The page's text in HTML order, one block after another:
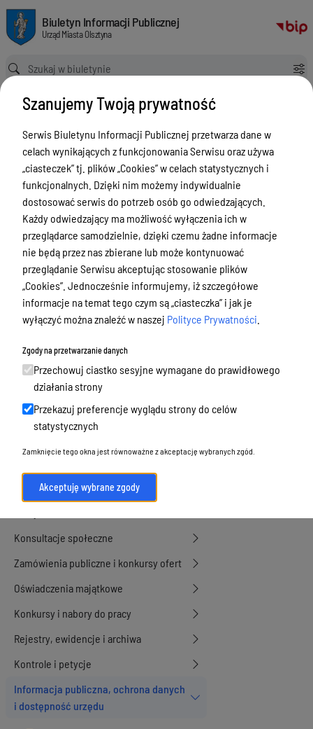
Klauzula informacyjna o ochronie danych osobowych
Biuletyn Informacji Publicznej Urząd Miasta Olsztyna
Biuletyn Informacji Publicznej
Urząd Miasta Olsztyna
Ścieżka powrotu
Strona główna Klauzula informacyjna o ochronie danych osobowych
Klauzula informacyjna ogólna
Menu Przedmiotowe
ZAŁATWIANIE SPRAW
Ogłoszenia
Bezpieczeństwo
Urodzenia, małżeństwa, zgony,
meldunek, dowód, komunikacja,
działalność, alkohol
Budżet, finanse i majątek
Podatki i opłaty, umorzenia, ulgi i
dotacje
Urbanistyka, architektura i zabytki
Geodezja, sprzedaż, dzierżawa
nieruchomości
Środowisko
Edukacja, oświata i opieka
Konsultacje społeczne
Zamówienia publiczne i konkursy ofert
Oświadczenia majątkowe
Konkursy i nabory do pracy
Rejestry, ewidencje i archiwa
Kontrole i petycje
Informacja publiczna, ochrona danych
i dostępność urzędu
Szanujemy Twoją prywatność
Serwis Biuletynu Informacji Publicznej przetwarza dane w
celach wynikających z funkcjonowania Serwisu oraz używa
„ciasteczek” tj. plików „Cookies” w celach statystycznych i
funkcjonalnych. Dzięki nim możemy indywidualnie
dostosować serwis do potrzeb osób go odwiedzających.
Każdy odwiedzający ma możliwość wyłączenia ich w
przeglądarce samodzielnie, dzięki czemu żadne informacje
nie będą przez nas zbierane lub może kontynuować
przeglądanie Serwisu akceptując stosowanie plików
„Cookies”. Jednocześnie informujemy, iż szczegółowe
informacje na temat tego czym są „ciasteczka” i jak je
wyłączyć można znaleźć w naszej Polityce Prywatności
Zgody na przetwarzanie danych
Przechowuj ciastko sesyjne wymagane do prawidłowego
działania strony
Przekazuj preferencje wyglądu strony do celów
statystycznych
Zamknięcie tego okna jest równoważne z akceptację wybranych zgód.
Akceptuję wybrane zgody